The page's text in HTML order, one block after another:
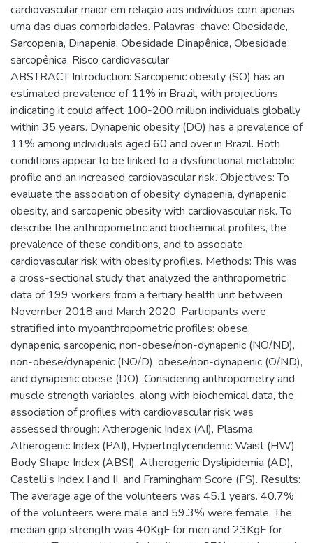
cardiovascular maior em relação aos indivíduos com apenas
uma das duas comorbidades. Palavras-chave: Obesidade,
Sarcopenia, Dinapenia, Obesidade Dinapênica, Obesidade
sarcopênica, Risco cardiovascular
ABSTRACT Introduction: Sarcopenic obesity (SO) has an
estimated prevalence of 11% in Brazil, with projections
indicating it could affect 100-200 million individuals globally
within 35 years. Dynapenic obesity (DO) has a prevalence of
11% among individuals aged 60 and over in Brazil. Both
conditions appear to be linked to a dysfunctional metabolic
profile and an increased cardiovascular risk. Objectives: To
evaluate the association of obesity, dynapenia, dynapenic
obesity, and sarcopenic obesity with cardiovascular risk. To
describe the anthropometric and biochemical profiles, the
prevalence of these conditions, and to associate
cardiovascular risk with obesity profiles. Methods: This was
a cross-sectional study that analyzed the anthropometric
data of 199 workers from a tertiary health unit between
November 2018 and March 2020. Participants were
stratified into myoanthropometric profiles: obese,
dynapenic, sarcopenic, non-obese/non-dynapenic (NO/ND),
non-obese/dynapenic (NO/D), obese/non-dynapenic (O/ND),
and dynapenic obese (DO). Considering anthropometry and
muscle strength variables, along with biochemical data, the
association of profiles with cardiovascular risk was
assessed through: Atherogenic Index (AI), Plasma
Atherogenic Index (PAI), Hypertriglyceridemic Waist (HW),
Body Shape Index (ABSI), Atherogenic Dyslipidemia (AD),
Castelli’s Index I and II, and Framingham Score (FS). Results:
The average age of the volunteers was 45.1 years. 40.7%
of the volunteers were male and 59.3% were female. The
median grip strength was 40KgF for men and 23KgF for